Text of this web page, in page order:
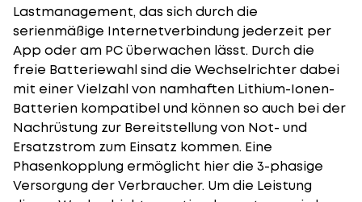
Lastmanagement, das sich durch die
serienmäßige Internetverbindung jederzeit per
App oder am PC überwachen lässt. Durch die
freie Batteriewahl sind die Wechselrichter dabei
mit einer Vielzahl von namhaften Lithium-Ionen-
Batterien kompatibel und können so auch bei der
Nachrüstung zur Bereitstellung von Not- und
Ersatzstrom zum Einsatz kommen. Eine
Phasenkopplung ermöglicht hier die 3-phasige
Versorgung der Verbraucher. Um die Leistung